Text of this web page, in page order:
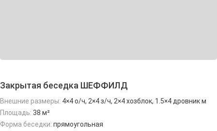
Закрытая беседка ШЕФФИЛД
Внешние размеры: 4×4 о/ч, 2×4 з/ч, 2×4 хозблок, 1.5×4 дровник м
Площадь: 38 м²
Форма беседки: прямоугольная